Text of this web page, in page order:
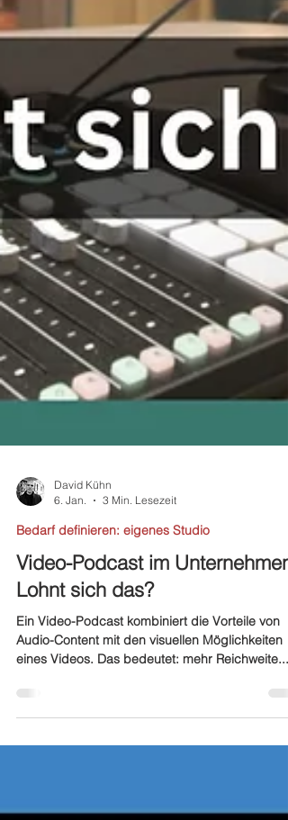
6. Jan.
3 Min. Lesezeit
Bedarf definieren: eigenes Studio
Video-Podcast im Unternehmen
Lohnt sich das?
Ein Video-Podcast kombiniert die Vorteile von
Audio-Content mit den visuellen Möglichkeiten
eines Videos. Das bedeutet: mehr Reichweite...